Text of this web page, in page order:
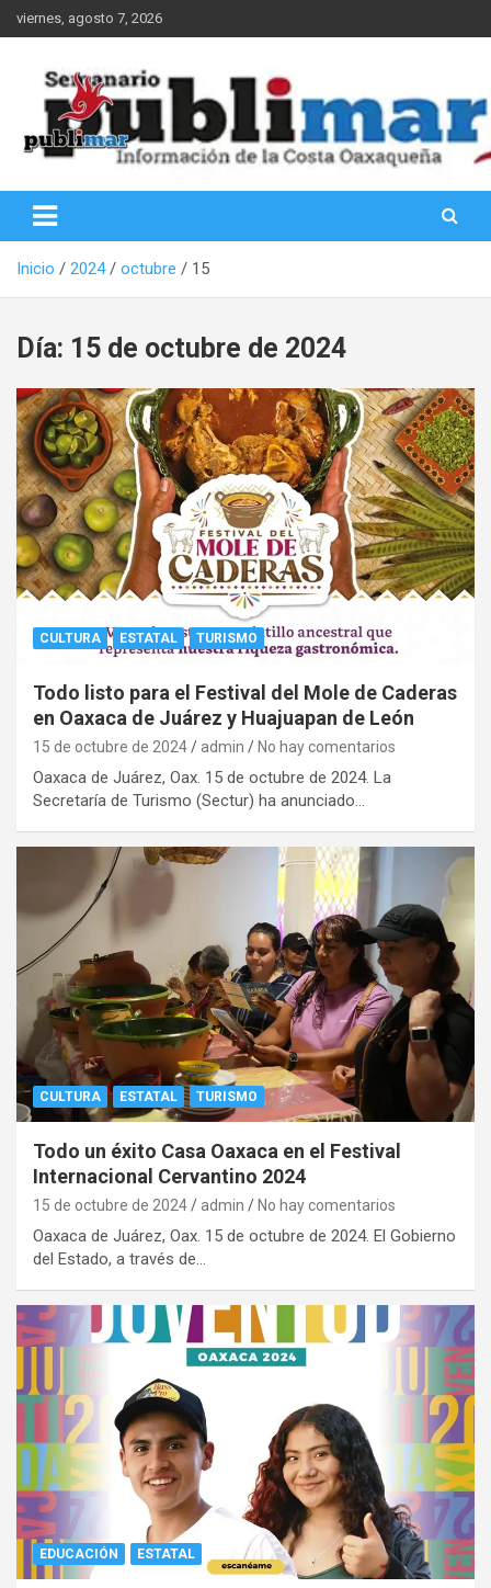
Saltar
al
viernes, agosto 7, 2026
PubliMar
Inicio 2024 octubre 15
Día: 15 de octubre de 2024
CULTURA ESTATAL TURISMO
Todo listo para el Festival del Mole de Caderas
en Oaxaca de Juárez y Huajuapan de León
15 de octubre de 2024 admin No hay comentarios
Oaxaca de Juárez, Oax. 15 de octubre de 2024. La
Secretaría de Turismo (Sectur) ha anunciado…
CULTURA ESTATAL TURISMO
Todo un éxito Casa Oaxaca en el Festival
Internacional Cervantino 2024
15 de octubre de 2024 admin No hay comentarios
Oaxaca de Juárez, Oax. 15 de octubre de 2024. El Gobierno
del Estado, a través de…
EDUCACIÓN ESTATAL